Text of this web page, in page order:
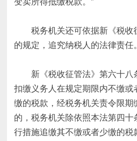
税务机关还可依据新《税收
的规定，追究纳税人的法律责任。
新《税收征管法》第六十八条
扣缴义务人在规定期限内不缴或
缴的税款，经税务机关责令限期
的，税务机关除依照本法第四
行措施追缴其不缴或者少缴的税